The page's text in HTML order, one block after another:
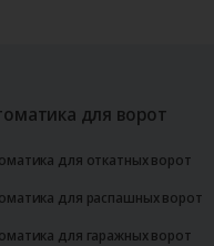
для ворот
для откатных ворот
для распашных ворот
для гаражных ворот